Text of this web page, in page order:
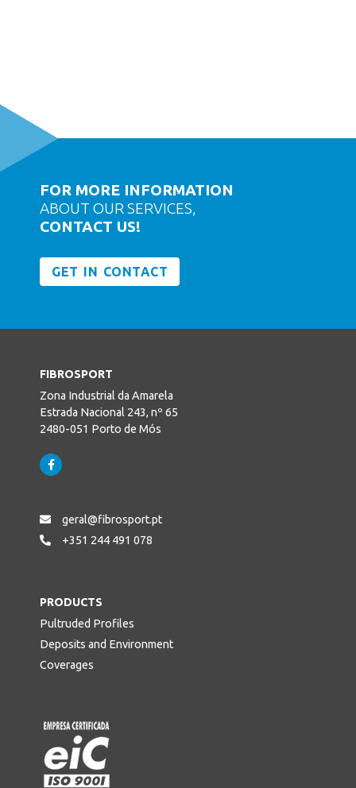
FOR MORE INFORMATION
ABOUT OUR SERVICES,
CONTACT US!
GET IN CONTACT
FIBROSPORT
Zona Industrial da Amarela
Estrada Nacional 243, nº 65
2480-051 Porto de Mós
geral@fibrosport.pt
+351 244 491 078
PRODUCTS
Pultruded Profiles
Deposits and Environment
Coverages